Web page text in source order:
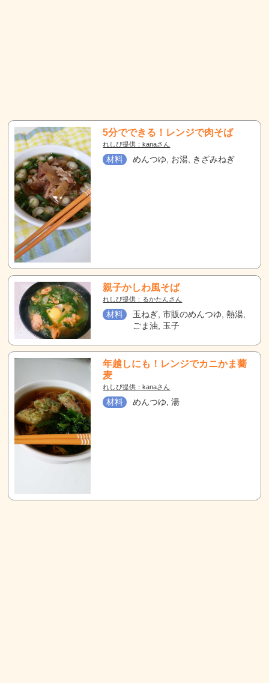
5分でできる！レンジで肉そば
れしぴ提供：kanaさん
材料 めんつゆ, お湯, きざみねぎ
親子かしわ風そば
れしぴ提供：るかたんさん
材料
玉ねぎ, 市販のめんつゆ, 熱湯,
ごま油, 玉子
年越しにも！レンジでカニかま蕎
麦
れしぴ提供：kanaさん
材料 めんつゆ, 湯